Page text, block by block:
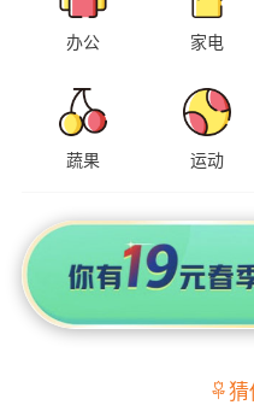
办公 家电
蔬果 运动
猜